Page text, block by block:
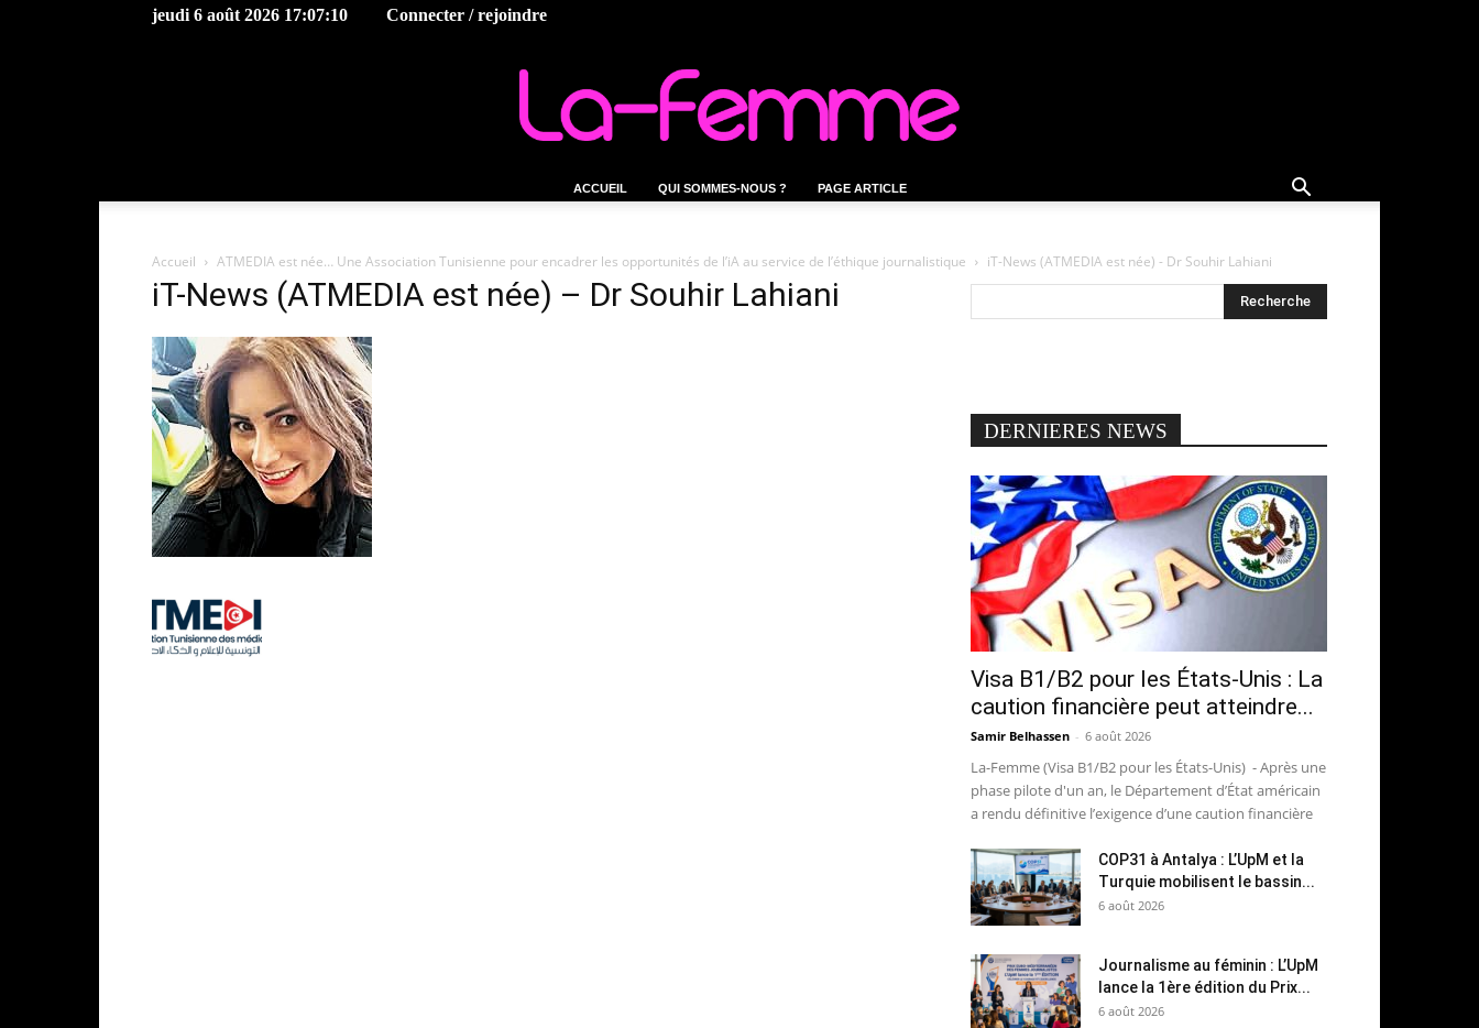
jeudi 6 août 2026 17:07:10 Connecter / rejoindre
ACCUEIL QUI SOMMES-NOUS ? PAGE ARTICLE
Accueil ATMEDIA est née… Une Association Tunisienne pour encadrer les opportunités de l’iA au service de l’éthique journalistique iT-News (ATMEDIA est née) - Dr Souhir Lahiani
iT-News (ATMEDIA est née) – Dr Souhir Lahiani
DERNIERES NEWS
Visa B1/B2 pour les États-Unis : La
caution financière peut atteindre...
Samir Belhassen - 6 août 2026
La-Femme (Visa B1/B2 pour les États-Unis) - Après une
phase pilote d'un an, le Département d’État américain
a rendu définitive l’exigence d’une caution financière
COP31 à Antalya : L’UpM et la
Turquie mobilisent le bassin...
6 août 2026
Journalisme au féminin : L’UpM
lance la 1ère édition du Prix...
6 août 2026